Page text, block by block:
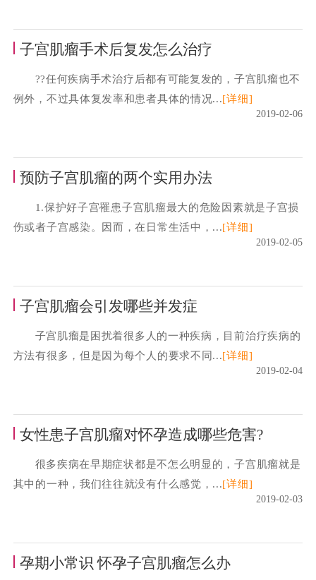
子宫肌瘤手术后复发怎么治疗
??任何疾病手术治疗后都有可能复发的，子宫肌瘤也不
例外，不过具体复发率和患者具体的情况...[详细]
2019-02-06
预防子宫肌瘤的两个实用办法
1.保护好子宫罹患子宫肌瘤最大的危险因素就是子宫损
伤或者子宫感染。因而，在日常生活中，...[详细]
2019-02-05
子宫肌瘤会引发哪些并发症
子宫肌瘤是困扰着很多人的一种疾病，目前治疗疾病的
方法有很多，但是因为每个人的要求不同...[详细]
2019-02-04
女性患子宫肌瘤对怀孕造成哪些危害?
很多疾病在早期症状都是不怎么明显的，子宫肌瘤就是
其中的一种，我们往往就没有什么感觉，...[详细]
2019-02-03
孕期小常识 怀孕子宫肌瘤怎么办